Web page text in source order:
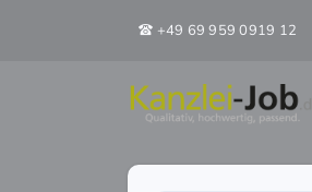
+49 69 959 0919 12